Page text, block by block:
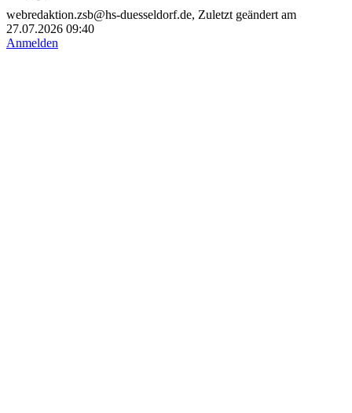
webredaktion.zsb@hs-duesseldorf.de, Zuletzt geändert am
27.07.2026 09:40
Anmelden